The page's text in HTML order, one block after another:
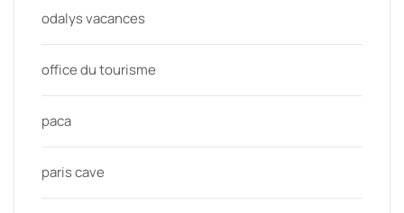
odalys vacances
office du tourisme
paca
paris cave